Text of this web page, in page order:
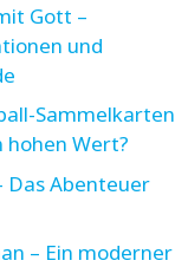
Gott –
und
Sammelkarten
hohen Wert?
Das Abenteuer
– Ein moderner